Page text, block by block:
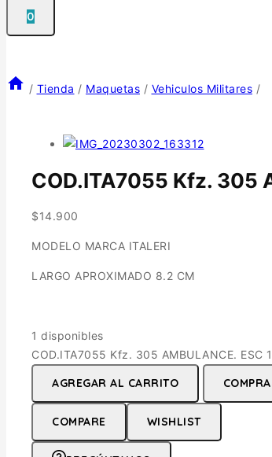
0
/ Tienda / Maquetas / Vehiculos Militares /
COD.ITA7055 Kfz. 305
$14.900
MODELO MARCA ITALERI
LARGO APROXIMADO 8.2 CM
1 disponibles
COD.ITA7055 Kfz. 305 AMBULANCE. ESC
AGREGAR AL CARRITO
COMPARE WISHLIST